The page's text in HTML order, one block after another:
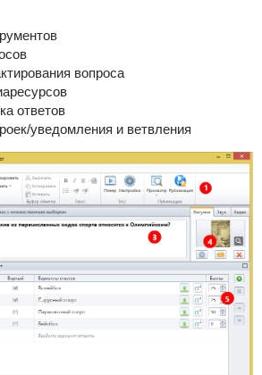
вопроса
ответов
уведомления и ветвления